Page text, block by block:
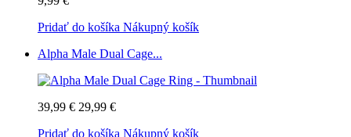
Pridať do košíka Nákupný košík
Alpha Male Dual Cage...
39,99 € 29,99 €
Pridať do košíka Nákupný košík